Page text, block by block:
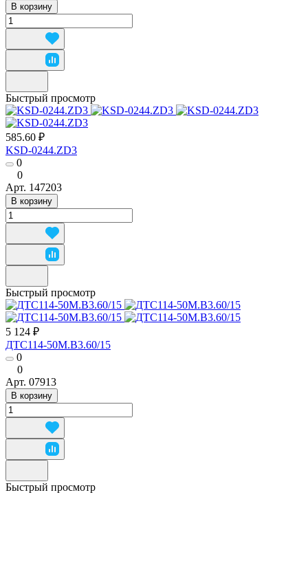
В корзину
Быстрый просмотр
585.60 ₽
KSD-0244.ZD3
0
0
Арт. 147203
В корзину
Быстрый просмотр
5 124 ₽
ДТС114-50М.В3.60/15
0
0
Арт. 07913
В корзину
Быстрый просмотр